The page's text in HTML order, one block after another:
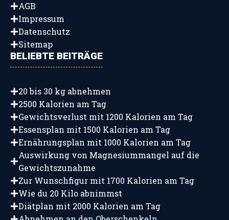
AGB
Impressum
Datenschutz
Sitemap
BELIEBTE BEITRÄGE
20 bis 30 kg abnehmen
2500 Kalorien am Tag
Gewichtsverlust mit 1200 Kalorien am Tag
Essensplan mit 1500 Kalorien am Tag
Ernährungsplan mit 1000 Kalorien am Tag
Auswirkung von Magnesiummangel auf die
Gewichtszunahme
Zur Wunschfigur mit 1700 Kalorien am Tag
Wie du 20 Kilo abnimmst
Diätplan mit 2000 Kalorien am Tag